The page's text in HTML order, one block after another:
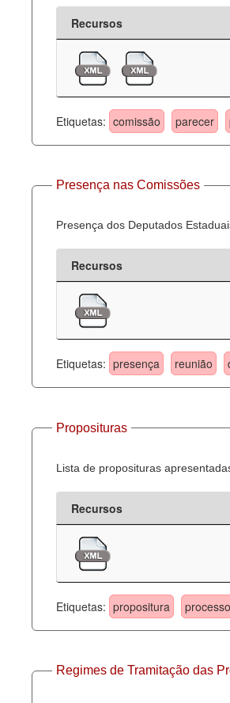
Recursos
Etiquetas: comissão parecer
Presença nas Comissões
Presença dos Deputados
Recursos
Etiquetas: presença reunião
Proposituras
Lista de proposituras
Recursos
Etiquetas: propositura
Regimes de Tramitação das